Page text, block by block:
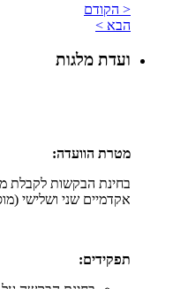
< הקודם
הבא >
ועדת מלגות
מטרת הוועדה:
בחינת הבקשות לקבלת
אקדמיים שני ושלישי
תפקידים: